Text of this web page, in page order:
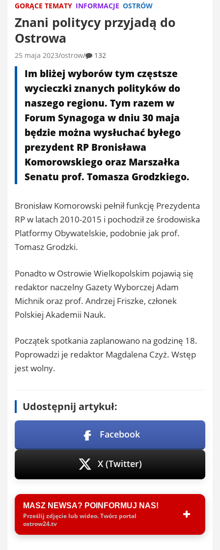
GORĄCE TEMATY INFORMACJE OSTRÓW
Znani politycy przyjadą do
Ostrowa
25 maja 2023 ostrow 132
Im bliżej wyborów tym częstsze
wycieczki znanych polityków do
naszego regionu. Tym razem w
Forum Synagoga w dniu 30 maja
będzie można wysłuchać byłego
prezydent RP Bronisława
Komorowskiego oraz Marszałka
Senatu prof. Tomasza Grodzkiego.
Bronisław Komorowski pełnił funkcję Prezydenta
RP w latach 2010-2015 i pochodził ze środowiska
Platformy Obywatelskie, podobnie jak prof.
Tomasz Grodzki.
Ponadto w Ostrowie Wielkopolskim pojawią się
redaktor naczelny Gazety Wyborczej Adam
Michnik oraz prof. Andrzej Friszke, członek
Polskiej Akademii Nauk.
Początek spotkania zaplanowano na godzinę 18.
Poprowadzi je redaktor Magdalena Czyż. Wstęp
jest wolny.
Udostępnij artykuł:
Facebook
X (Twitter)
MASZ NEWSA? POINFORMUJ NAS!
Prześlij zdjęcie lub wideo. Twórz portal
ostrow24.tv